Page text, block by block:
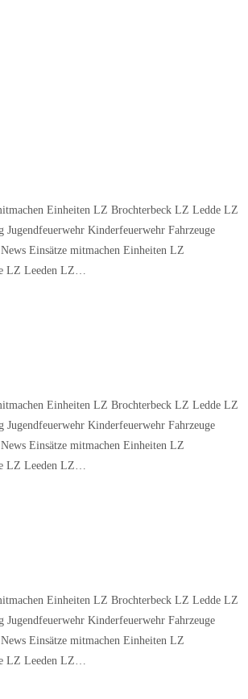
Einheiten LZ Brochterbeck LZ Ledde LZ
Jugendfeuerwehr Kinderfeuerwehr Fahrzeuge
Einsätze mitmachen Einheiten LZ
LZ Leeden LZ…
Einheiten LZ Brochterbeck LZ Ledde LZ
Jugendfeuerwehr Kinderfeuerwehr Fahrzeuge
Einsätze mitmachen Einheiten LZ
LZ Leeden LZ…
Einheiten LZ Brochterbeck LZ Ledde LZ
Jugendfeuerwehr Kinderfeuerwehr Fahrzeuge
Einsätze mitmachen Einheiten LZ
LZ Leeden LZ…